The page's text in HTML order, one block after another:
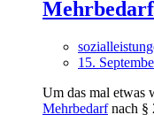
15.
Um das mal etwas
Mehrbedarfnach §